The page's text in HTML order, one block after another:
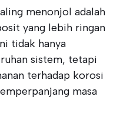
menonjol adalah
yang lebih ringan
tidak hanya
sistem, tetapi
terhadap korosi
masa